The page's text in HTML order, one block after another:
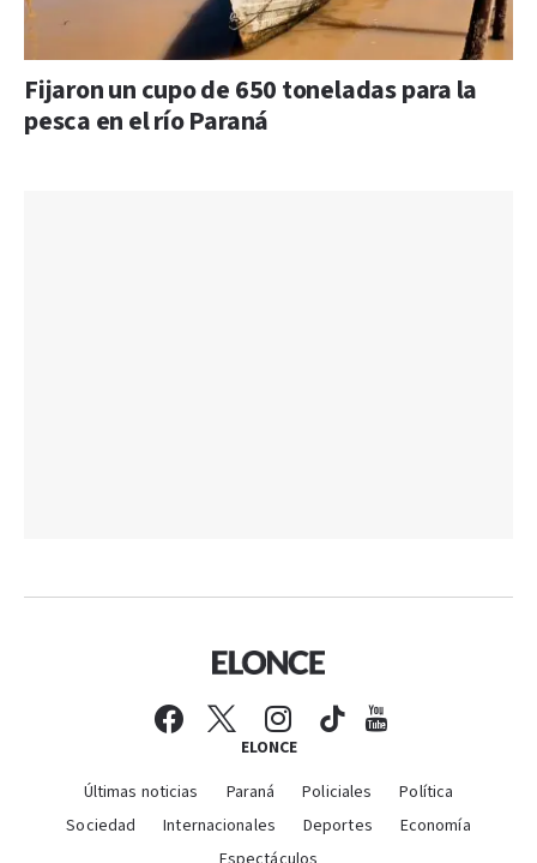
Fijaron un cupo de 650 toneladas para la
pesca en el río Paraná
ELONCE
Últimas noticias Paraná Policiales
Política
Sociedad
Internacionales Deportes
Economía